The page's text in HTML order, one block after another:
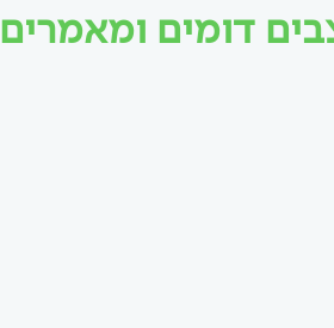
דומים ומאמרים